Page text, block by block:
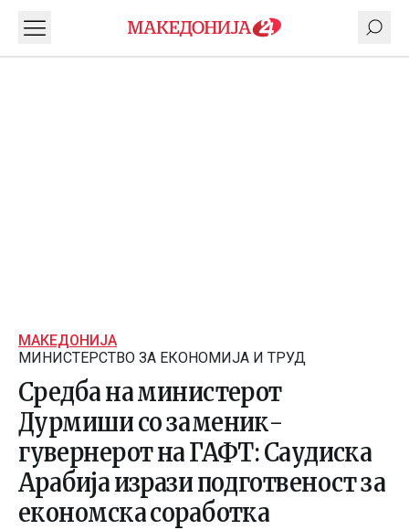
МАКЕДОНИЈА
МИНИСТЕРСТВО ЗА ЕКОНОМИЈА И ТРУД
Средба на министерот
Дурмиши со заменик-
гувернерот на ГАФТ: Саудиска
Арабија изрази подготвеност за
економска соработка